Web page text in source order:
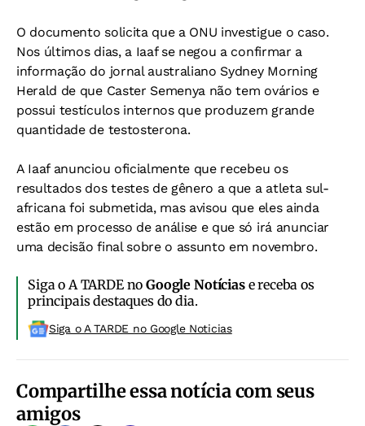
O documento solicita que a ONU investigue o caso.
Nos últimos dias, a Iaaf se negou a confirmar a
informação do jornal australiano Sydney Morning
Herald de que Caster Semenya não tem ovários e
possui testículos internos que produzem grande
quantidade de testosterona.
A Iaaf anunciou oficialmente que recebeu os
resultados dos testes de gênero a que a atleta sul-
africana foi submetida, mas avisou que eles ainda
estão em processo de análise e que só irá anunciar
uma decisão final sobre o assunto em novembro.
Siga o A TARDE noGoogle Notíciase receba os
principais destaques do dia.
Siga o A TARDE no Google Noticias
Compartilhe essa notícia com seus
amigos